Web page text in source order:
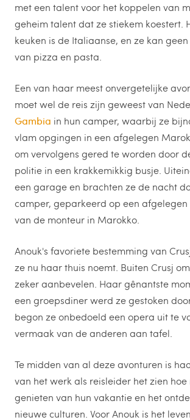
met een talent voor het koppelen van
geheim talent dat ze stiekem koestert.
keuken is de Italiaanse, en ze kan
van pizza en pasta.
Een van haar meest onvergetelijke
moet wel de reis zijn geweest van
Gambia in hun camper, waarbij ze
vlam opgingen in een afgelegen
om vervolgens gered te worden door
politie in een krakkemikkig busje.
een garage en brachten ze de nacht
camper, geparkeerd op een
van de monteur in Marokko.
Anouk's favoriete bestemming van
ze nu haar thuis noemt. Buiten Crusj
zeker aanbevelen. Haar gênantste
een groepsdiner werd ze gestoken
begon ze onbedoeld een opera uit te
vermaak van de anderen aan tafel.
Te midden van al deze avonturen is
van het werk als reisleider het zien hoe
genieten van hun vakantie en het
nieuwe culturen. Voor Anouk is het